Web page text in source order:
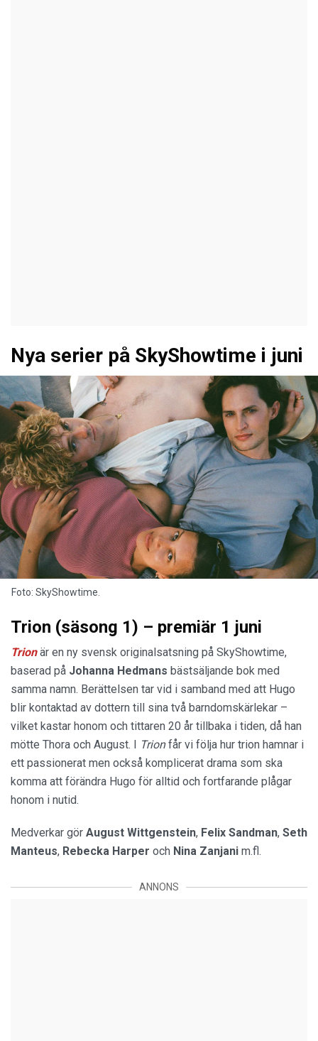
Nya serier på SkyShowtime i juni
Foto: SkyShowtime.
Trion (säsong 1) – premiär 1 juni
Trion är en ny svensk originalsatsning på SkyShowtime,
baserad på Johanna Hedmans bästsäljande bok med
samma namn. Berättelsen tar vid i samband med att Hugo
blir kontaktad av dottern till sina två barndomskärlekar –
vilket kastar honom och tittaren 20 år tillbaka i tiden, då han
mötte Thora och August. I
Trionfår vi följa hur trion hamnar i
ett passionerat men också komplicerat drama som ska
komma att förändra Hugo för alltid och fortfarande plågar
honom i nutid.
Medverkar gör August Wittgenstein, Felix Sandman, Seth
Manteus, Rebecka Harper och Nina Zanjani m.fl.
ANNONS